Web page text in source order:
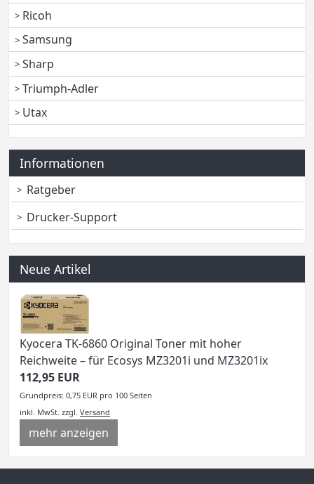
Ricoh
Samsung
Sharp
Triumph-Adler
Utax
Informationen
Ratgeber
Drucker-Support
Neue Artikel
Kyocera TK-6860 Original Toner mit hoher
Reichweite – für Ecosys MZ3201i und MZ3201ix
112,95 EUR
Grundpreis: 0,75 EUR pro 100 Seiten
inkl. MwSt. zzgl. Versand
mehr anzeigen